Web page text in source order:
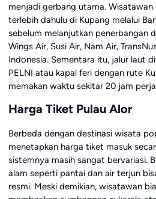
menjadi gerbang utama. Wisatawan
terlebih dahulu di Kupang melalui
sebelum melanjutkan penerbangan
Wings Air, Susi Air, Nam Air,
Indonesia. Sementara itu, jalur laut
PELNI atau kapal feri dengan rute
memakan waktu sekitar 20 jam
Harga Tiket Pulau Alor
Berbeda dengan destinasi wisata
menetapkan harga tiket masuk
sistemnya masih sangat bervariasi.
alam seperti pantai dan air terjun
resmi. Meski demikian, wisatawan